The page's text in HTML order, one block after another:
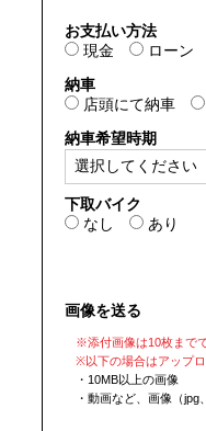
お支払い方法
現金
ローン
納車
店頭にて納車
納車希望時期
下取バイク
なし
あり
画像を送る
※添付画像は10枚まで
※以下の場合はアップ
・10MB以上の画像
・動画など、画像（